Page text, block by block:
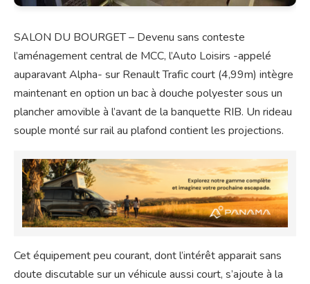
SALON DU BOURGET – Devenu sans conteste
l’aménagement central de MCC, l’Auto Loisirs -appelé
auparavant Alpha- sur Renault Trafic court (4,99m) intègre
maintenant en option un bac à douche polyester sous un
plancher amovible à l’avant de la banquette RIB. Un rideau
souple monté sur rail au plafond contient les projections.
Cet équipement peu courant, dont l’intérêt apparait sans
doute discutable sur un véhicule aussi court, s’ajoute à la